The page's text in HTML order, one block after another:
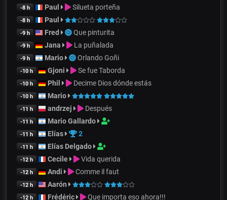
-8 h Paul Silueta porteña
-8 h Paul
-9 h Fred Que pinturita
-9 h Jana La puñalada
-9 h Mario Orlando Goñi
-10 h Gjoni Se fue Taborda
-10 h Phil Decime Dios dónde estás
-10 h Mario
-11 h andrzej Después
-11 h Mario Gallardo
-11 h Elías 2
-11 h Elías Delgado
-12 h Cecile Vida querida
-12 h Andi Comme il faut
-12 h Aarón
-12 h Frédéric Que importa eso ahora!!!